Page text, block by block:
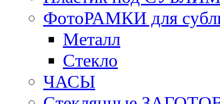
ФотоРАМКИ для
Металл
Стекло
ЧАСЫ